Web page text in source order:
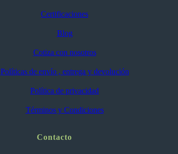
Certificaciones
Blog
Cotiza con nosotros
Políticas de envío , entrega y devolución
Política de privacidad
Términos y Condiciones
Contacto